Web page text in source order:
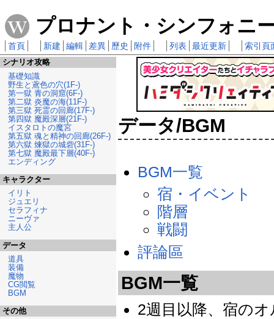
プロナント・シンフォニ
首頁 新建 編輯 差異 歷史 附件 列表 最近更新 索引頁
データ/BGM
BGM一覧
宿・イベント
階層
戦闘
評論區
BGM一覧
2週目以降、宿の
シナリオ攻略
基礎知識
野生と鳶色の穴(1F-)
第一獄 青の洞窟(6F-)
第二獄 炎魔の海(11F-)
第三獄 死霊の回廊(17F-)
第四獄 魔殿深層(21F-)
イスタロトの魔宮
第五獄 魂と精神の回廊(26F-)
第六獄 煉獄の城砦(31F-)
第七獄 魔殿最下層(40F-)
エンディング
キャラクター
イリト
ジュエリ
セラフィナ
ニーヴァ
主人公
データ
道具
装備
魔物
CG閲覧
BGM
その他